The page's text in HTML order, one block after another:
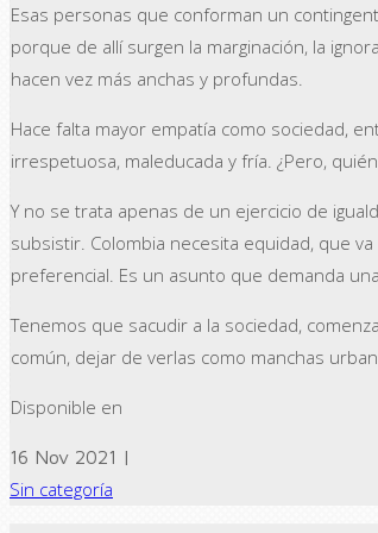
Esas personas que conforman un
porque de allí surgen la marginación, la
hacen vez más anchas y profundas.
Hace falta mayor empatía como sociedad,
irrespetuosa, maleducada y fría. ¿Pero,
Y no se trata apenas de un ejercicio de
subsistir. Colombia necesita equidad, que
preferencial. Es un asunto que demanda
Tenemos que sacudir a la sociedad,
común, dejar de verlas como manchas
Disponible en
16 Nov 2021 |
Sin categoría